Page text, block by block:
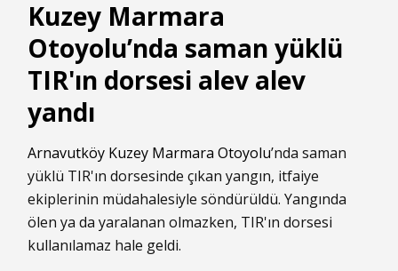
Kuzey Marmara
Otoyolu’nda saman yüklü
TIR'ın dorsesi alev alev
yandı
Arnavutköy Kuzey Marmara Otoyolu’nda saman
yüklü TIR'ın dorsesinde çıkan yangın, itfaiye
ekiplerinin müdahalesiyle söndürüldü. Yangında
ölen ya da yaralanan olmazken, TIR'ın dorsesi
kullanılamaz hale geldi.